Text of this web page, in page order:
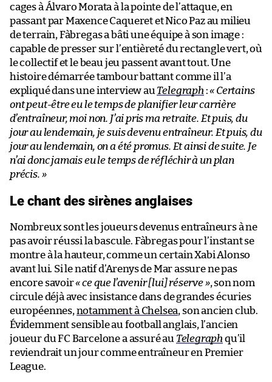
cages à Álvaro Morata à la pointe de l’attaque, en
passant par Maxence Caqueret et Nico Paz au milieu
de terrain, Fàbregas a bâti une équipe à son image :
capable de presser sur l’entièreté du rectangle vert, où
le collectif et le beau jeu passent avant tout. Une
histoire démarrée tambour battant comme il l’a
expliqué dans une interview au Telegraph :« Certains
ont peut-être eu le temps de planifier leur carrière
d’entraîneur, moi non. J’ai pris ma retraite. Et puis, du
jour au lendemain, je suis devenu entraîneur. Et puis, du
jour au lendemain, on a été promus. Et ainsi de suite. Je
n’ai donc jamais eu le temps de réfléchir à un plan
précis. »
Le chant des sirènes anglaises
Nombreux sont les joueurs devenus entraîneurs à ne
pas avoir réussi la bascule. Fàbregas pour l’instant se
montre à la hauteur, comme un certain Xabi Alonso
avant lui. Si le natif d’Arenys de Mar assure ne pas
encore savoir«ce que l’avenir [lui] réserve», son nom
circule déjà avec insistance dans de grandes écuries
européennes, notamment à Chelsea, son ancien club.
Évidemment sensible au football anglais, l’ancien
joueur du FC Barcelone a assuré au Telegraph qu’il
reviendrait un jour comme entraîneur en Premier
League.